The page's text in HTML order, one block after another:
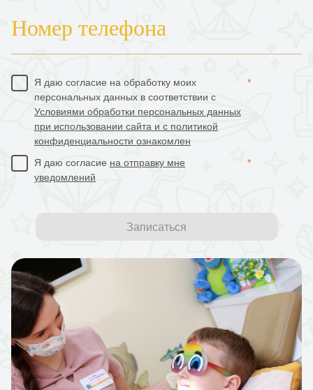
Номер телефона
Я даю согласие на обработку моих
персональных данных в соответствии с
Условиями обработки персональных данных
при использовании сайта и с политикой
конфиденциальности ознакомлен
*
Я даю согласие на отправку мне
уведомлений
*
Записаться